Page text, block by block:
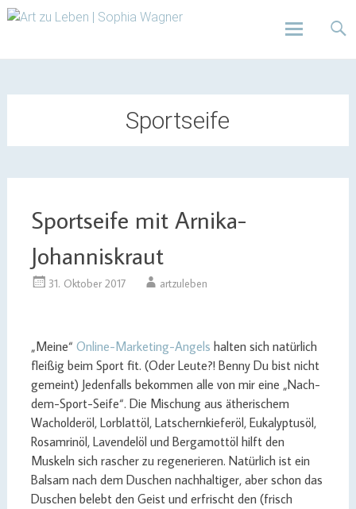
Art zu Leben | Sophia
Sportseife
Sportseife mit Arnika-
Johanniskraut
31. Oktober 2017 artzuleben
„Meine“ Online-Marketing-Angels halten sich natürlich
fleißig beim Sport fit. (Oder Leute?! Benny Du bist nicht
gemeint) Jedenfalls bekommen alle von mir eine „Nach-
dem-Sport-Seife“. Die Mischung aus ätherischem
Wacholderöl, Lorblattöl, Latschernkieferöl, Eukalyptusöl,
Rosamrinöl, Lavendelöl und Bergamottöl hilft den
Muskeln sich rascher zu regenerieren. Natürlich ist ein
Balsam nach dem Duschen nachhaltiger, aber schon das
Duschen belebt den Geist und erfrischt den (frisch